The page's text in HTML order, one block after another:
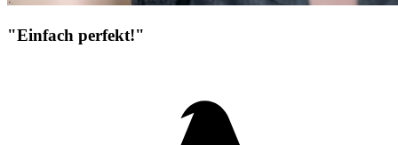
"Einfach perfekt!"